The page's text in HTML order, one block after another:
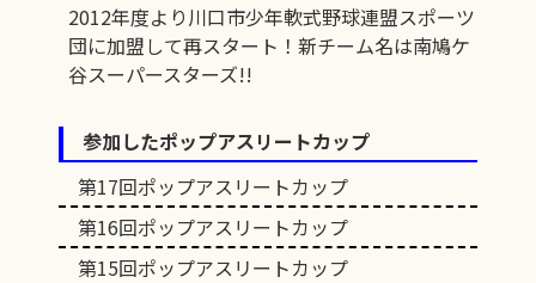
2012年度より川口市少年軟式野球連盟スポーツ
団に加盟して再スタート！新チーム名は南鳩ケ
谷スーパースターズ!!
参加したポップアスリートカップ
第17回ポップアスリートカップ
第16回ポップアスリートカップ
第15回ポップアスリートカップ